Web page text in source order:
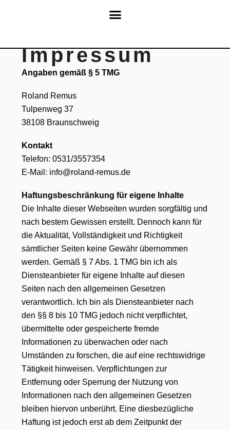
Impressum
Angaben gemäß § 5 TMG
Roland Remus
Tulpenweg 37
38108 Braunschweig
Kontakt
Telefon: 0531/3557354
E-Mail: info@roland-remus.de
Haftungsbeschränkung für eigene Inhalte
Die Inhalte dieser Webseiten wurden sorgfältig und
nach bestem Gewissen erstellt. Dennoch kann für
die Aktualität, Vollständigkeit und Richtigkeit
sämtlicher Seiten keine Gewähr übernommen
werden. Gemäß § 7 Abs. 1 TMG bin ich als
Diensteanbieter für eigene Inhalte auf diesen
Seiten nach den allgemeinen Gesetzen
verantwortlich. Ich bin als Diensteanbieter nach
den §§ 8 bis 10 TMG jedoch nicht verpflichtet,
übermittelte oder gespeicherte fremde
Informationen zu überwachen oder nach
Umständen zu forschen, die auf eine rechtswidrige
Tätigkeit hinweisen. Verpflichtungen zur
Entfernung oder Sperrung der Nutzung von
Informationen nach den allgemeinen Gesetzen
bleiben hiervon unberührt. Eine diesbezügliche
Haftung ist jedoch erst ab dem Zeitpunkt der